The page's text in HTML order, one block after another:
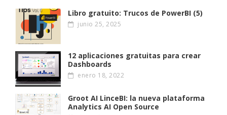
Libro gratuito: Trucos de PowerBI (5)
junio 25, 2025
12 aplicaciones gratuitas para crear
Dashboards
enero 18, 2022
Groot AI LinceBI: la nueva plataforma
Analytics AI Open Source